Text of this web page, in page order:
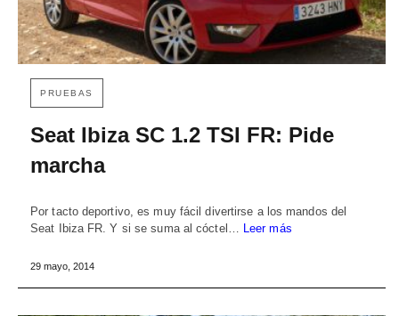
PRUEBAS
Seat Ibiza SC 1.2 TSI FR: Pide
marcha
Por tacto deportivo, es muy fácil divertirse a los mandos del
Seat Ibiza FR. Y si se suma al cóctel… Leer más
29 mayo, 2014